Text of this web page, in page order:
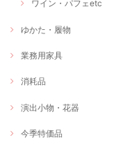
ワイン・パフェetc
ゆかた・履物
業務用家具
消耗品
演出小物・花器
今季特価品